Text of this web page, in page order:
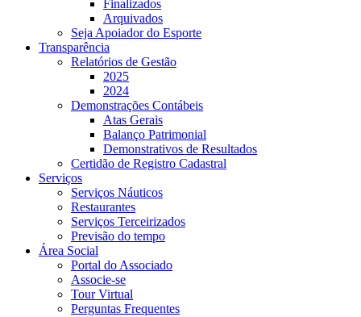
Finalizados
Arquivados
Seja Apoiador do Esporte
Transparência
Relatórios de Gestão
2025
2024
Demonstrações Contábeis
Atas Gerais
Balanço Patrimonial
Demonstrativos de Resultados
Certidão de Registro Cadastral
Serviços
Serviços Náuticos
Restaurantes
Serviços Terceirizados
Previsão do tempo
Área Social
Portal do Associado
Associe-se
Tour Virtual
Perguntas Frequentes